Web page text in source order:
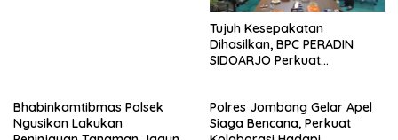
Tujuh Kesepakatan
Dihasilkan, BPC PERADIN
SIDOARJO Perkuat
Bhabinkamtibmas Polsek
Ngusikan Lakukan
Polres Jombang Gelar Apel
Siaga Bencana, Perkuat